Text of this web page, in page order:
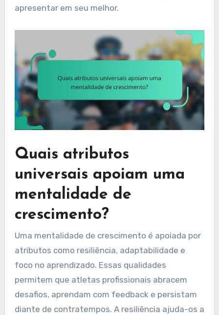
apresentar em seu melhor.
Quais atributos
universais apoiam uma
mentalidade de
crescimento?
Uma mentalidade de crescimento é apoiada por
atributos como resiliência, adaptabilidade e
foco no aprendizado. Essas qualidades
permitem que atletas profissionais abracem
desafios, aprendam com feedback e persistam
diante de contratempos. A resiliência ajuda-os a